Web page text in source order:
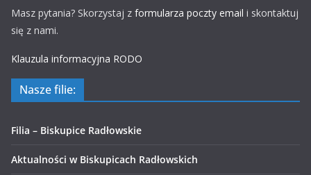
Masz pytania? Skorzystaj z formularza poczty email i skontaktuj
się z nami.
Klauzula informacyjna RODO
Nasze filie:
Filia – Biskupice Radłowskie
Aktualności w Biskupicach Radłowskich